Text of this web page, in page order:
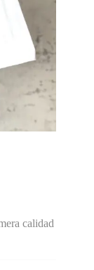
calidad